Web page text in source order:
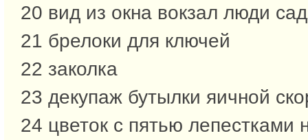
20 вид из окна вокзал люди
21 брелоки для ключей
22 заколка
23 декупаж бутылки яичной
24 цветок с пятью лепестками